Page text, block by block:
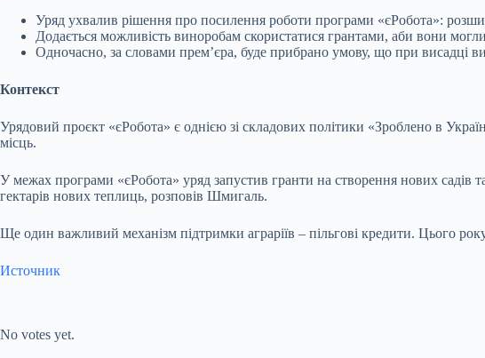
Уряд ухвалив рішення про посилення роботи програми «єРобота»:
Додається можливість виноробам скористатися грантами, аби вони
Одночасно, за словами премʼєра, буде прибрано умову, що при висадці
Контекст
Урядовий проєкт «єРобота» є однією зі складових політики «Зроблено в
місць.
У межах програми «єРобота» уряд запустив гранти на створення нових садів
гектарів нових теплиць, розповів Шмигаль.
Ще один важливий механізм підтримки аграріїв – пільгові кредити. Цього
Источник
No votes yet.